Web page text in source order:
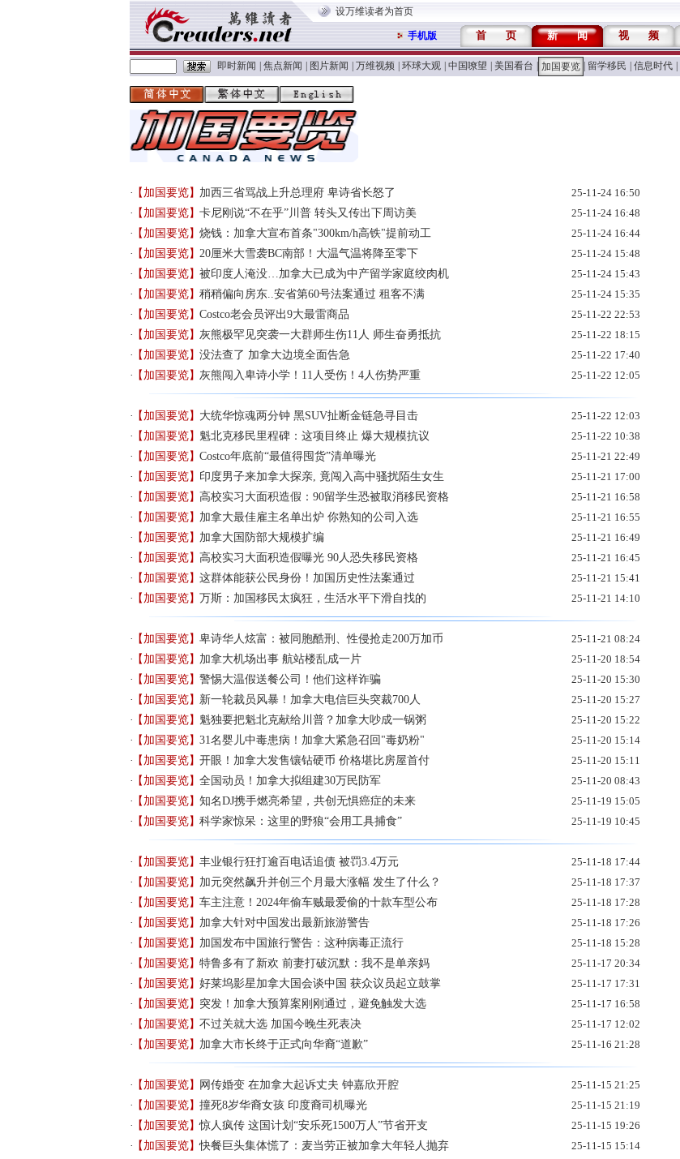
设万维读者为首页
手机版 首 页 新 闻 视 频
即时新闻 焦点新闻 图片新闻 万维视频 环球大观 中国嘹望 美国看台 加国要览 留学移民 信息时代
【加国要览】加西三省骂战上升总理府 卑诗省长怒了
25-11-24 16:50
【加国要览】卡尼刚说“不在乎”川普 转头又传出下周访美
25-11-24 16:48
【加国要览】烧钱：加拿大宣布首条"300km/h高铁"提前动工
25-11-24 16:44
【加国要览】20厘米大雪袭BC南部！大温气温将降至零下
25-11-24 15:48
【加国要览】被印度人淹没…加拿大已成为中产留学家庭绞肉机
25-11-24 15:43
【加国要览】稍稍偏向房东..安省第60号法案通过 租客不满
25-11-24 15:35
【加国要览】Costco老会员评出9大最雷商品
25-11-22 22:53
【加国要览】灰熊极罕见突袭一大群师生伤11人 师生奋勇抵抗
25-11-22 18:15
【加国要览】没法查了 加拿大边境全面告急
25-11-22 17:40
【加国要览】灰熊闯入卑诗小学！11人受伤！4人伤势严重 25-11-22 12:05
【加国要览】大统华惊魂两分钟 黑SUV扯断金链急寻目击
25-11-22 12:03
【加国要览】魁北克移民里程碑：这项目终止 爆大规模抗议
25-11-22 10:38
【加国要览】Costco年底前“最值得囤货”清单曝光
25-11-21 22:49
【加国要览】印度男子来加拿大探亲, 竟闯入高中骚扰陌生女生
25-11-21 17:00
【加国要览】高校实习大面积造假：90留学生恐被取消移民资格
25-11-21 16:58
【加国要览】加拿大最佳雇主名单出炉 你熟知的公司入选
25-11-21 16:55
【加国要览】加拿大国防部大规模扩编
25-11-21 16:49
【加国要览】高校实习大面积造假曝光 90人恐失移民资格
25-11-21 16:45
【加国要览】这群体能获公民身份！加国历史性法案通过
25-11-21 15:41
【加国要览】万斯：加国移民太疯狂，生活水平下滑自找的 25-11-21 14:10
【加国要览】卑诗华人炫富：被同胞酷刑、性侵抢走200万加币
25-11-21 08:24
【加国要览】加拿大机场出事 航站楼乱成一片
25-11-20 18:54
【加国要览】警惕大温假送餐公司！他们这样诈骗
25-11-20 15:30
【加国要览】新一轮裁员风暴！加拿大电信巨头突裁700人
25-11-20 15:27
【加国要览】魁独要把魁北克献给川普？加拿大吵成一锅粥
25-11-20 15:22
【加国要览】31名婴儿中毒患病！加拿大紧急召回"毒奶粉"
25-11-20 15:14
【加国要览】开眼！加拿大发售镶钻硬币 价格堪比房屋首付
25-11-20 15:11
【加国要览】全国动员！加拿大拟组建30万民防军
25-11-20 08:43
【加国要览】知名DJ携手燃亮希望，共创无惧癌症的未来
25-11-19 15:05
【加国要览】科学家惊呆：这里的野狼“会用工具捕食” 25-11-19 10:45
【加国要览】丰业银行狂打逾百电话追债 被罚3.4万元
25-11-18 17:44
【加国要览】加元突然飙升并创三个月最大涨幅 发生了什么？
25-11-18 17:37
【加国要览】车主注意！2024年偷车贼最爱偷的十款车型公布
25-11-18 17:28
【加国要览】加拿大针对中国发出最新旅游警告
25-11-18 17:26
【加国要览】加国发布中国旅行警告：这种病毒正流行
25-11-18 15:28
【加国要览】特鲁多有了新欢 前妻打破沉默：我不是单亲妈
25-11-17 20:34
【加国要览】好莱坞影星加拿大国会谈中国 获众议员起立鼓掌
25-11-17 17:31
【加国要览】突发！加拿大预算案刚刚通过，避免触发大选
25-11-17 16:58
【加国要览】不过关就大选 加国今晚生死表决
25-11-17 12:02
【加国要览】加拿大市长终于正式向华裔“道歉” 25-11-16 21:28
【加国要览】 网传婚变 在加拿大起诉丈夫 钟嘉欣开腔
25-11-15 21:25
【加国要览】撞死8岁华裔女孩 印度裔司机曝光
25-11-15 21:19
【加国要览】惊人疯传 这国计划“安乐死1500万人”节省开支
25-11-15 19:26
【加国要览】快餐巨头集体慌了：麦当劳正被加拿大年轻人抛弃
25-11-15 15:14